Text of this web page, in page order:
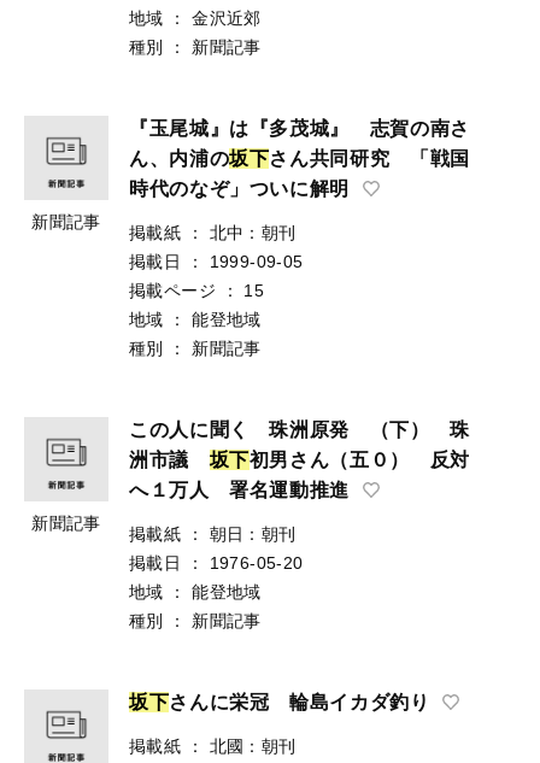
地域
：
金沢近郊
種別
： 新聞記事
新聞記事
『玉尾城』は『多茂城』 志賀の南さ
ん、内浦の坂下さん共同研究 「戦国
時代のなぞ」ついに解明
掲載紙 ：
北中：朝刊
掲載日
：
1999-09-05
掲載ページ
：
15
地域
：
能登地域
種別
： 新聞記事
新聞記事
この人に聞く 珠洲原発 （下） 珠
洲市議 坂下初男さん（五０） 反対
へ１万人 署名運動推進
掲載紙 ：
朝日：朝刊
掲載日
：
1976-05-20
地域
：
能登地域
種別
： 新聞記事
坂下さんに栄冠 輪島イカダ釣り
掲載紙 ：
北國：朝刊